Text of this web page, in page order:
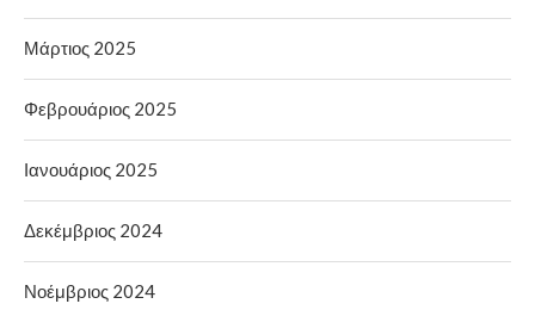
Μάρτιος 2025
Φεβρουάριος 2025
Ιανουάριος 2025
Δεκέμβριος 2024
Νοέμβριος 2024